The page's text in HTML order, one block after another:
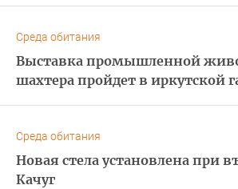
Среда обитания
Выставка промышленной
шахтера пройдет в иркутской
Среда обитания
Новая стела установлена при
Качуг